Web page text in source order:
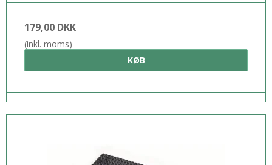
179,00 DKK
(inkl. moms)
KØB